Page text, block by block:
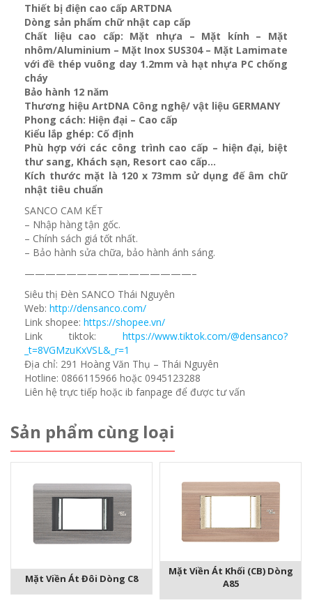
Thiết bị điện cao cấp ARTDNA
Dòng sản phẩm chữ nhật cap cấp
Chất liệu cao cấp: Mặt nhựa – Mặt kính – Mặt
nhôm/Aluminium – Mặt Inox SUS304 – Mặt Lamimate
với đề thép vuông day 1.2mm và hạt nhựa PC chống
cháy
Bảo hành 12 năm
Thương hiệu ArtDNA Công nghệ/ vật liệu GERMANY
Phong cách: Hiện đại – Cao cấp
Kiểu lắp ghép: Cố định
Phù hợp với các công trình cao cấp – hiện đại, biệt
thư sang, Khách sạn, Resort cao cấp…
Kích thước mặt là 120 x 73mm sử dụng đế âm chữ
nhật tiêu chuẩn
SANCO CAM KẾT
– Nhập hàng tận gốc.
– Chính sách giá tốt nhất.
– Bảo hành sửa chữa, bảo hành ánh sáng.
————————————————–
Siêu thị Đèn SANCO Thái Nguyên
Web: http://densanco.com/
Link shopee: https://shopee.vn/
Link tiktok: https://www.tiktok.com/@densanco?
_t=8VGMzuKxVSL&_r=1
Địa chỉ: 291 Hoàng Văn Thụ – Thái Nguyên
Hotline: 0866115966 hoặc 0945123288
Liên hệ trực tiếp hoặc ib fanpage để được tư vấn
Sản phẩm cùng loại
Mặt Viền Át Đôi Dòng C8
Mặt Viền Át Khối (CB) Dòng
A85